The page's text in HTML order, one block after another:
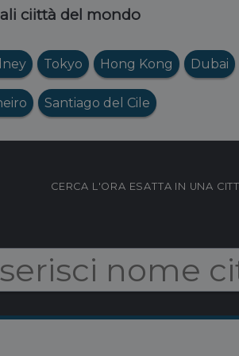
ciittà del mondo
Tokyo Hong Kong Dubai
Santiago del Cile
CERCA L'ORA ESATTA IN UNA